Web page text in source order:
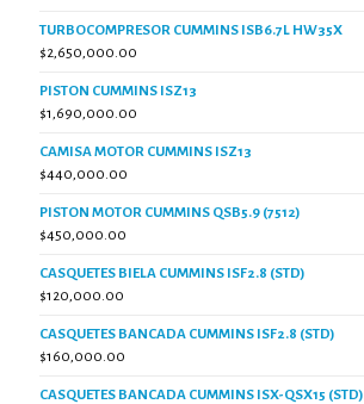
TURBOCOMPRESOR CUMMINS ISB6.7L HW35X
$2,650,000.00
PISTON CUMMINS ISZ13
$1,690,000.00
CAMISA MOTOR CUMMINS ISZ13
$440,000.00
PISTON MOTOR CUMMINS QSB5.9 (7512)
$450,000.00
CASQUETES BIELA CUMMINS ISF2.8 (STD)
$120,000.00
CASQUETES BANCADA CUMMINS ISF2.8 (STD)
$160,000.00
CASQUETES BANCADA CUMMINS ISX-QSX15 (STD)